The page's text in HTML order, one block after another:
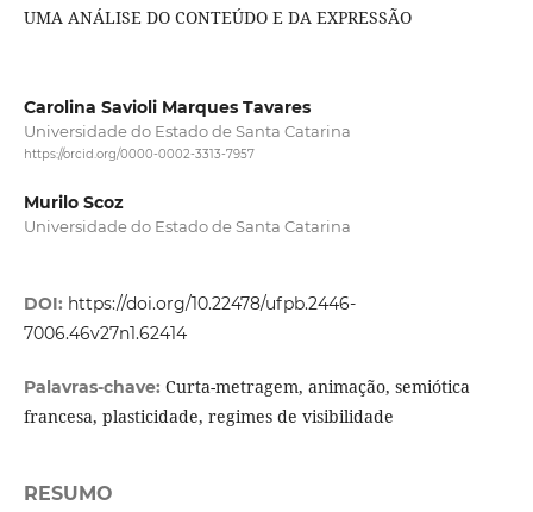
UMA ANÁLISE DO CONTEÚDO E DA EXPRESSÃO
Carolina Savioli Marques Tavares
Universidade do Estado de Santa Catarina
https://orcid.org/0000-0002-3313-7957
Murilo Scoz
Universidade do Estado de Santa Catarina
DOI: https://doi.org/10.22478/ufpb.2446-
7006.46v27n1.62414
Palavras-chave: Curta-metragem, animação, semiótica
francesa, plasticidade, regimes de visibilidade
RESUMO